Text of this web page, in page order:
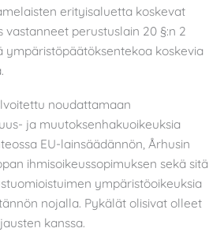
erityisaluetta koskevat
perustuslain 20 §:n 2
ympäristöpäätöksentekoa koskevia
noudattamaan
ja muutoksenhakuoikeuksia
EU-lainsäädännön, Århusin
ihmisoikeussopimuksen sekä sitä
ympäristöoikeuksia
nojalla. Pykälät olisivat olleet
kanssa.